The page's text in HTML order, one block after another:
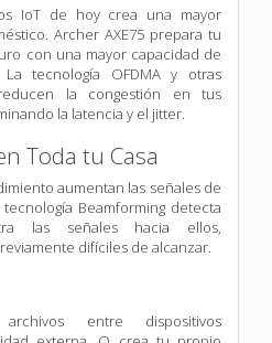
IoT de hoy crea una mayor
Archer AXE75 prepara tu
con una mayor capacidad de
La tecnología OFDMA y otras
la congestión en tus
la latencia y el jitter.
Toda tu Casa
aumentan las señales de
Beamforming detecta
las señales hacia ellos,
difíciles de alcanzar.
entre dispositivos